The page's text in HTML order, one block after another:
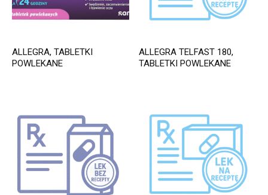
ALLEGRA, TABLETKI
POWLEKANE
ALLEGRA TELFAST 180,
TABLETKI POWLEKANE